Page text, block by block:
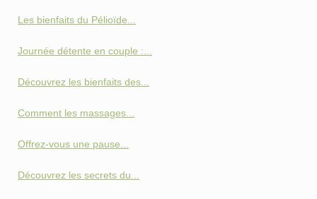
Les bienfaits du Pélioïde...
Journée détente en couple :...
Découvrez les bienfaits des...
Comment les massages...
Offrez-vous une pause...
Découvrez les secrets du...